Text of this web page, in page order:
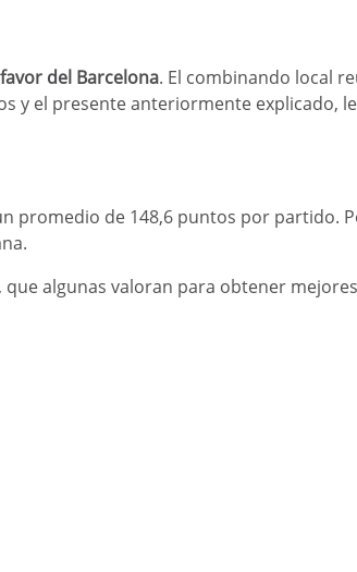
¿Tienes más de 18 años?
del Barcelona. El combinando local
y el presente anteriormente explicado,
promedio de 148,6 puntos por partido.
algunas valoran para obtener